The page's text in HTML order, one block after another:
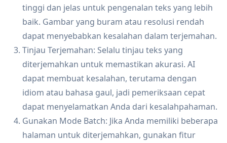
tinggi dan jelas untuk pengenalan teks yang lebih
baik. Gambar yang buram atau resolusi rendah
dapat menyebabkan kesalahan dalam terjemahan.
Tinjau Terjemahan: Selalu tinjau teks yang
diterjemahkan untuk memastikan akurasi. AI
dapat membuat kesalahan, terutama dengan
idiom atau bahasa gaul, jadi pemeriksaan cepat
dapat menyelamatkan Anda dari kesalahpahaman.
Gunakan Mode Batch: Jika Anda memiliki beberapa
halaman untuk diterjemahkan, gunakan fitur